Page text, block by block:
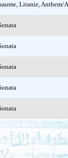
Litanie, Anthem/